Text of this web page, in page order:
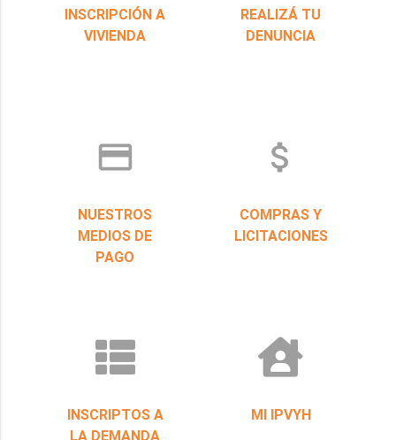
INSCRIPCIÓN A
VIVIENDA
REALIZÁ TU
DENUNCIA
credit_card
NUESTROS
MEDIOS DE
PAGO
attach_money
COMPRAS Y
LICITACIONES
INSCRIPTOS A
LA DEMANDA
MI IPVYH